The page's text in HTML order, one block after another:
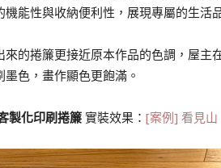
機能性與收納便利性，展現專屬的生活
來的捲簾更接近原本作品的色調，屋主
墨色，畫作顯色更飽滿。
製化印刷捲簾 實裝效果： [案例] 看見